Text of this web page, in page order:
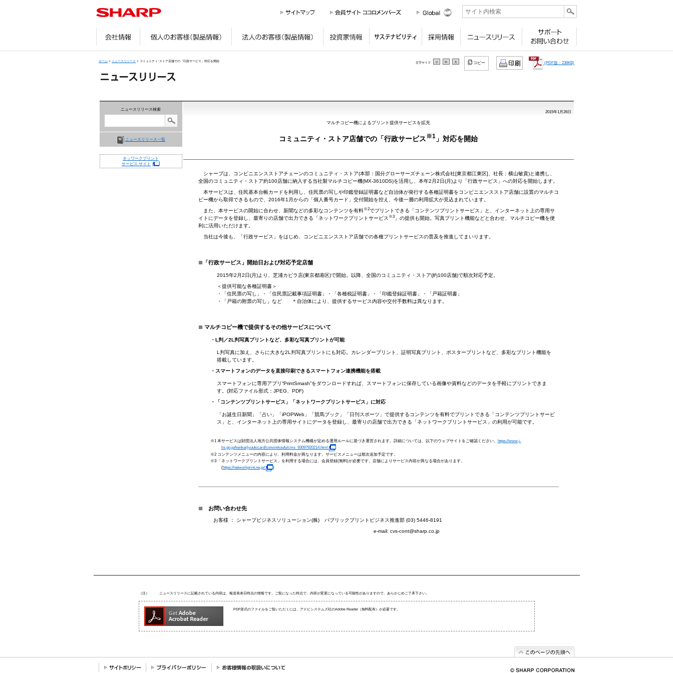
ニュースリリース
文字サイズ 小 中 大 コピー (PDF版：236KB)
ホーム > ニュースリリース > コミュニティ･ストア店舗での「行政サービス」対応を開始
ニュースリリース検索
ニュースリリース一覧
ネッワークプリント
サービス サイト
2015年1月26日
マルチコピー機によるプリント提供サービスを拡充
コミュニティ・ストア店舗での「行政サービス※1 」対応を開始
シャープは、コンビニエンスストアチェーンのコミュニティ・ストア(本部：国分グローサーズチェーン株式会社[東京都江東区]、社長：横山敏貴)と連携し、
全国のコミュニティ・ストア約100店舗に納入する当社製マルチコピー機(MX-3610DS)を活用し、本年2月2日(月)より「行政サービス」への対応を開始します。
本サービスは、住民基本台帳カードを利用し、住民票の写しや印鑑登録証明書など自治体が発行する各種証明書をコンビニエンスストア店舗に設置のマルチコ
ピー機から取得できるもので、2016年1月からの「個人番号カード」交付開始を控え、今後一層の利用拡大が見込まれています。
また、本サービスの開始に合わせ、新聞などの多彩なコンテンツを有料※2でプリントできる「コンテンツプリントサービス」と、インターネット上の専用サ
イトにデータを登録し、最寄りの店舗で出力できる「ネットワークプリントサービス ※3」の提供も開始。写真プリント機能などと合わせ、マルチコピー機を便
利に活用いただけます。
当社は今後も、「行政サービス」をはじめ、コンビニエンスストア店舗での各種プリントサービスの普及を推進してまいります。
■ 「行政サービス」開始日および対応予定店舗
2015年2月2日(月)より、芝浦カピラ店(東京都港区)で開始。以降、全国のコミュニティ・ストア(約100店舗)で順次対応予定。
＜提供可能な各種証明書＞
・「住民票の写し」・「住民票記載事項証明書」・「各種税証明書」・「印鑑登録証明書」・「戸籍証明書」
・「戸籍の附票の写し」など ＊自治体により、提供するサービス内容や交付手数料は異なります。
■ マルチコピー機で提供するその他サービスについて
・L判／2L判写真プリントなど、多彩な写真プリントが可能
L判写真に加え、さらに大きな2L判写真プリントにも対応。カレンダープリント、証明写真プリント、ポスタープリントなど、多彩なプリント機能を
搭載しています。
・スマートフォンのデータを直接印刷できるスマートフォン連携機能を搭載
スマートフォンに専用アプリ“PrintSmash”をダウンロードすれば、スマートフォンに保存している画像や資料などのデータを手軽にプリントできま
す。(対応ファイル形式：JPEG、PDF)
・「コンテンツプリントサービス」「ネットワークプリントサービス」に対応
「お誕生日新聞」「占い」「iPOPWeb」「競馬ブック」「日刊スポーツ」で提供するコンテンツを有料でプリントできる「コンテンツプリントサービ
ス」と、インターネット上の専用サイトにデータを登録し、最寄りの店舗で出力できる「ネットワークプリントサービス」の利用が可能です。
※1 本サービスは財団法人地方公共団体情報システム機構が定める運用ルールに基づき運営されます。詳細については、以下のウェブサイトをご確認ください。
https://www.j-
lis.go.jp/kenkai/jyuukicard/convinikoufu/cms_93097920214.html
※2 コンテンツメニューの内容により、利用料金が異なります。サービスメニューは順次追加予定です。
※3 「ネットワークプリントサービス」を利用する場合には、会員登録(無料)が必要です。店舗によりサービス内容が異なる場合があります。
(https://networkprint.ne.jp/ )
■ お問い合わせ先
お客様 ： シャープビジネスソリューション(株) パブリックプリントビジネス推進部 (03) 5446-8191
e-mail: cvs-cont@sharp.co.jp
（注） ニュースリリースに記載されている内容は、報道発表日時点の情報です。ご覧になった時点で、内容が変更になっている可能性がありますので、あらかじめご了承下さい。
PDF形式のファイルをご覧いただくには、アドビシステムズ社のAdobe Reader（無料配布）が必要です。